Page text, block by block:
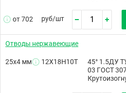
от 702 руб/шт
Отводы нержавеющие
25х4 мм 12Х18Н10Т
45° 1.5ДУ
03 ГОСТ